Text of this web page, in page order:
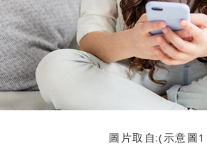
圖片取自:(示意圖